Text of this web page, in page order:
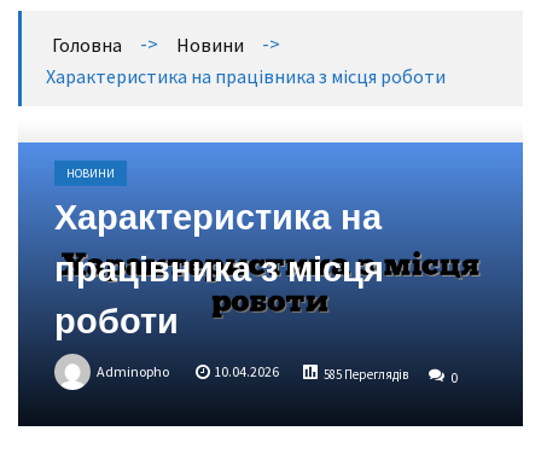
Головна -> Новини
->
Характеристика на працівника з місця роботи
НОВИНИ
Характеристика на
працівника з місця
роботи
Adminopho 10.04.2026 585 Переглядів 0